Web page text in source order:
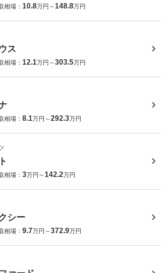
相場： 10.8万円～148.8万円
ス
相場： 12.1万円～303.5万円
相場： 8.1万円～292.3万円
相場： 3万円～142.2万円
シー
相場： 9.7万円～372.9万円